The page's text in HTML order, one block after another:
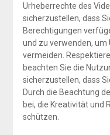
Urheberrechte des
sicherzustellen, dass
Berechtigungen
und zu verwenden,
vermeiden.
beachten Sie die
sicherzustellen, dass
Durch die Beachtung
bei, die Kreativität und
schützen.